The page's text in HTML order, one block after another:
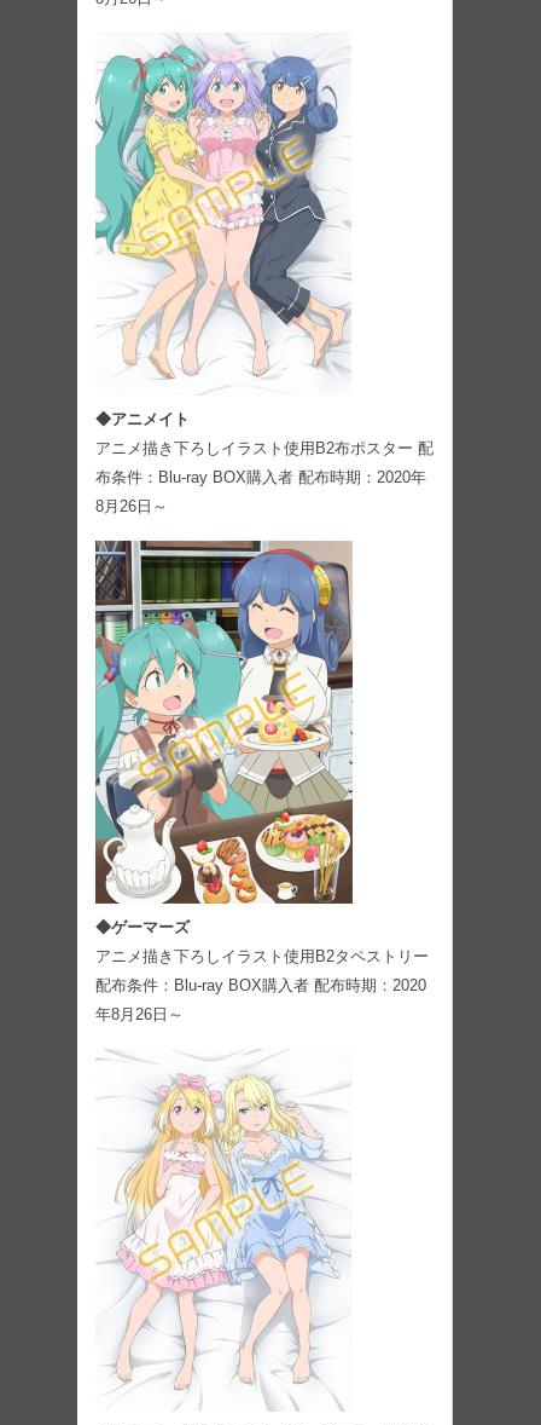
◆アニメイト
アニメ描き下ろしイラスト使用B2布ポスター 配
布条件：Blu-ray BOX購入者 配布時期：2020年
8月26日～
◆ゲーマーズ
アニメ描き下ろしイラスト使用B2タペストリー
配布条件：Blu-ray BOX購入者 配布時期：2020
年8月26日～